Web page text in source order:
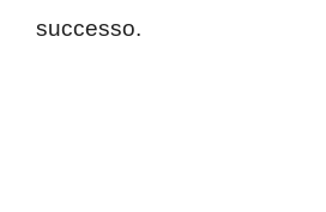
successo.